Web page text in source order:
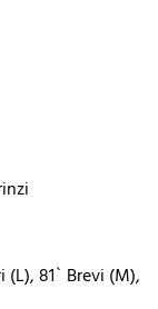
81` Brevi (M),